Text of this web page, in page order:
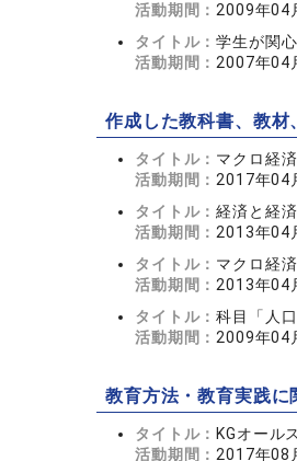
活動期間： 2009年04
タイトル：学生が関
活動期間： 2007年04
作成した教科書、教材
タイトル： マクロ経
活動期間： 2017年04
タイトル：経済と経
活動期間： 2013年04
タイトル： マクロ経
活動期間： 2013年04
タイトル：科目「人
活動期間： 2009年04
教育方法・教育実践に
タイトル： KGオール
活動期間： 2017年08